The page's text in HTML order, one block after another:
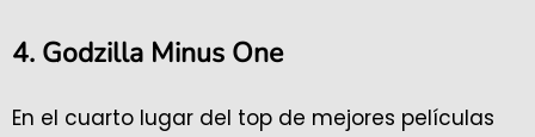
4. Godzilla Minus One
En el cuarto lugar del top de mejores películas